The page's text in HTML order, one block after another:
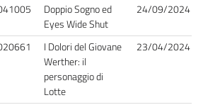
Doppio Sogno ed
Eyes Wide Shut
24/09/2024
I Dolori del Giovane
Werther: il
personaggio di
Lotte
23/04/2024